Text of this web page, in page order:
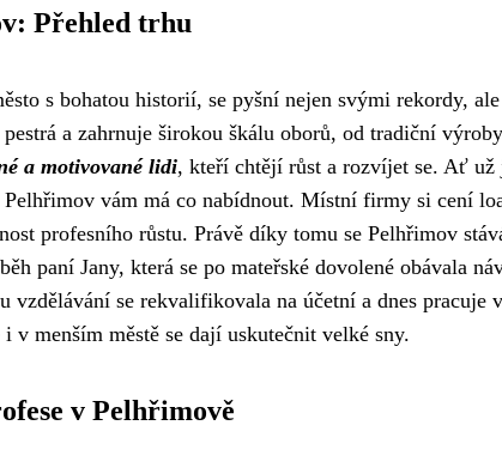
Přehled trhu
s bohatou historií, se pyšní nejen svými rekordy,
a zahrnuje širokou škálu oborů, od tradiční
a motivované lidi, kteří chtějí růst a rozvíjet se. Ať už
Pelhřimov vám má co nabídnout. Místní firmy si cení
profesního růstu. Právě díky tomu se Pelhřimov
paní Jany, která se po mateřské dovolené obávala
vzdělávání se rekvalifikovala na účetní a dnes
v menším městě se dají uskutečnit velké sny.
v Pelhřimově